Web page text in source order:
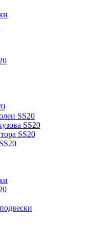
SS20
SS20
SS20